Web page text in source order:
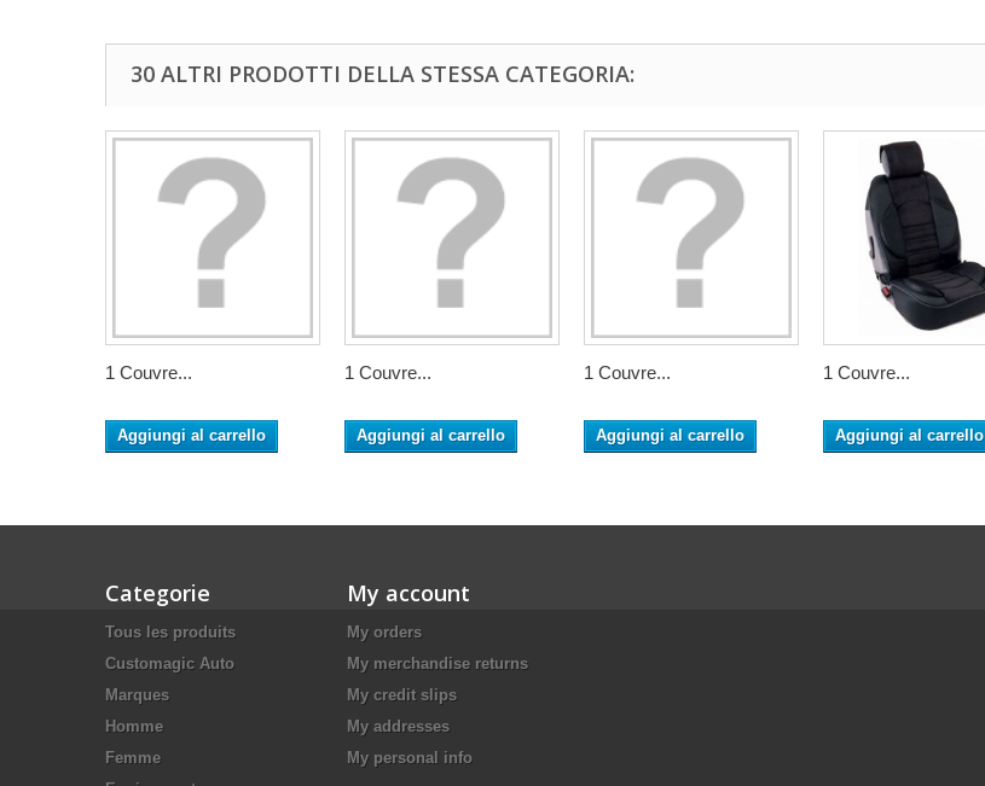
30 ALTRI PRODOTTI DELLA STESSA CATEGORIA:
1 Couvre...
Aggiungi al carrello
1 Couvre...
Aggiungi al carrello
1 Couvre...
Aggiungi al carrello
1 Couvre...
Aggiungi al carrello
Categorie
Tous les produits
Customagic Auto
Marques
Homme
Femme
My account
My orders
My merchandise returns
My credit slips
My addresses
My personal info